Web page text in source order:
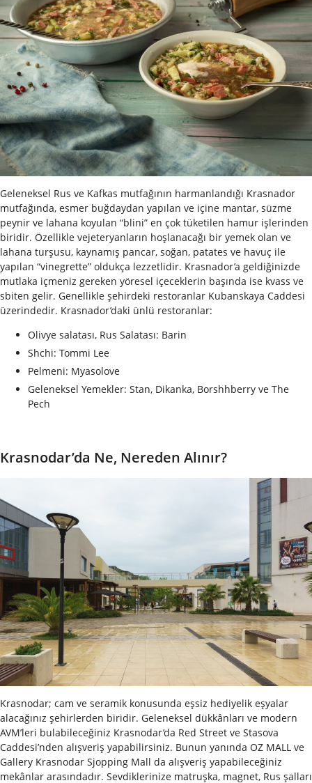
Geleneksel Rus ve Kafkas mutfağının harmanlandığı Krasnador
mutfağında, esmer buğdaydan yapılan ve içine mantar, süzme
peynir ve lahana koyulan “blini” en çok tüketilen hamur işlerinden
biridir. Özellikle vejeteryanların hoşlanacağı bir yemek olan ve
lahana turşusu, kaynamış pancar, soğan, patates ve havuç ile
yapılan “vinegrette” oldukça lezzetlidir. Krasnador’a geldiğinizde
mutlaka içmeniz gereken yöresel içeceklerin başında ise kvass ve
sbiten gelir. Genellikle şehirdeki restoranlar Kubanskaya Caddesi
üzerindedir. Krasnador’daki ünlü restoranlar:
Olivye salatası, Rus Salatası: Barin
Shchi: Tommi Lee
Pelmeni: Myasolove
Geleneksel Yemekler: Stan, Dikanka, Borshhberry ve The
Pech
Krasnodar’da Ne, Nereden Alınır?
Krasnodar; cam ve seramik konusunda eşsiz hediyelik eşyalar
alacağınız şehirlerden biridir. Geleneksel dükkânları ve modern
AVM’leri bulabileceğiniz Krasnodar’da Red Street ve Stasova
Caddesi’nden alışveriş yapabilirsiniz. Bunun yanında OZ MALL ve
Gallery Krasnodar Sjopping Mall da alışveriş yapabileceğiniz
mekânlar arasındadır. Sevdiklerinize matruşka, magnet, Rus şalları